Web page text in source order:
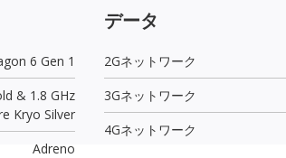
6 Gen 1
& 1.8 GHz
Kryo Silver
Adreno
データ
2Gネットワーク
3Gネットワーク
4Gネットワーク